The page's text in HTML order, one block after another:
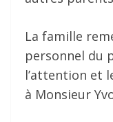
La famille
personnel du
l’attention et
à Monsieur